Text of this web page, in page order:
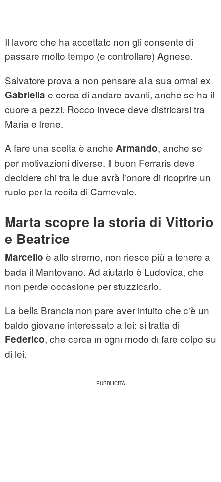
Il lavoro che ha accettato non gli consente di
passare molto tempo (e controllare) Agnese.
Salvatore prova a non pensare alla sua ormai ex
Gabriella e cerca di andare avanti, anche se ha il
cuore a pezzi. Rocco invece deve districarsi tra
Maria e Irene.
A fare una scelta è anche Armando, anche se
per motivazioni diverse. Il buon Ferraris deve
decidere chi tra le due avrà l'onore di ricoprire un
ruolo per la recita di Carnevale.
Marta scopre la storia di Vittorio
e Beatrice
Marcello è allo stremo, non riesce più a tenere a
bada il Mantovano. Ad aiutarlo è Ludovica, che
non perde occasione per stuzzicarlo.
La bella Brancia non pare aver intuito che c'è un
baldo giovane interessato a lei: si tratta di
Federico, che cerca in ogni modo di fare colpo su
di lei.